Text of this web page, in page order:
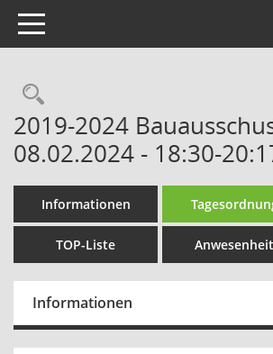
Toggle navigation
Rechercheauswahl
2019-2024
08.02.2024 - 18:30-
Informationen
TOP-Liste Anwesenheit
Informationen